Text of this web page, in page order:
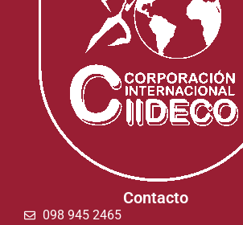
Contacto
098 945 2465